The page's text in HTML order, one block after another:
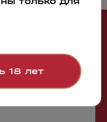
Black Porter
18 лет